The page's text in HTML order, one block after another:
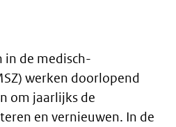
in de medisch-
werken doorlopend
om jaarlijks de
en vernieuwen. In de